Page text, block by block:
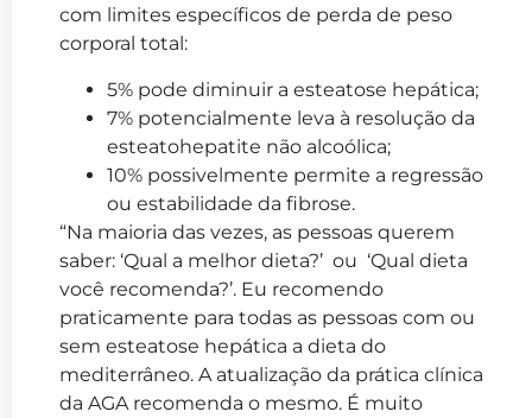
com limites específicos de perda de peso
corporal total:
5% pode diminuir a esteatose hepática;
7% potencialmente leva à resolução da
esteatohepatite não alcoólica;
10% possivelmente permite a regressão
ou estabilidade da fibrose.
“Na maioria das vezes, as pessoas querem
saber: ‘Qual a melhor dieta?’ ou ‘Qual dieta
você recomenda?’. Eu recomendo
praticamente para todas as pessoas com ou
sem esteatose hepática a dieta do
mediterrâneo. A atualização da prática clínica
da AGA recomenda o mesmo. É muito